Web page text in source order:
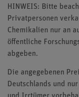
HINWEIS: Bitte
Privatpersonen
Chemikalien nur an
öffentliche
abgeben.
Die angegebenen
Deutschlands und